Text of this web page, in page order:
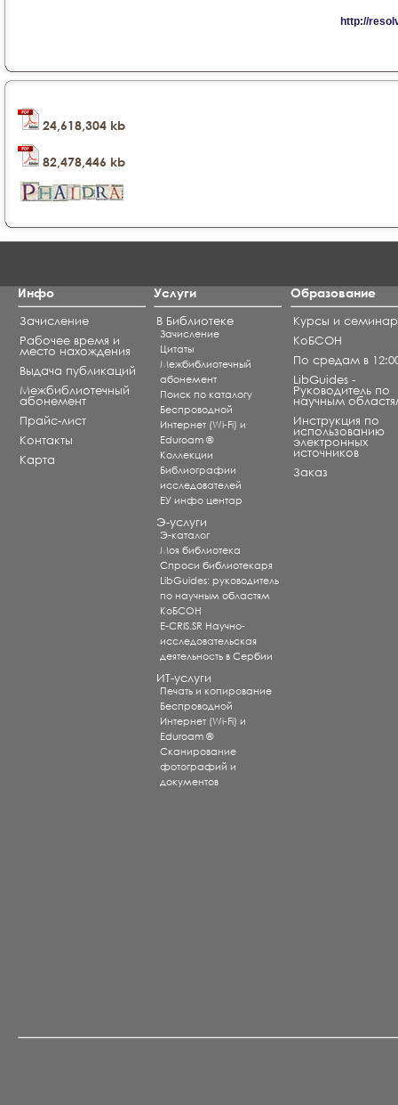
24,618,304 kb
82,478,446 kb
Инфо
Зачисление
Рабочее время и
место нахождения
Выдача публикаций
Межбиблиотечный
абонемент
Прайс-лист
Контакты
Карта
Услуги
В Библиотеке
Зачисление
Цитаты
Межбиблиотечный
абонемент
Поиск по каталогу
Беспроводной
Интернет (Wi-Fi) и
Eduroam ®
Коллекции
Библиографии
исследователей
ЕУ инфо центар
Э-услуги
Э-каталог
Моя библиотека
Спроси библиотекаря
LibGuides: руководитель
по научным областям
КоБСОН
E-CRIS.SR Научно-
исследовательская
деятельность в Сербии
ИТ-услуги
Печать и копирование
Беспроводной
Интернет (Wi-Fi) и
Eduroam ®
Сканирование
фотографий и
документов
Образование
Курсы и
КоБСОН
По средам в
LibGuides -
Руководитель по
научным
Инструкция по
использованию
электронных
источников
Заказ